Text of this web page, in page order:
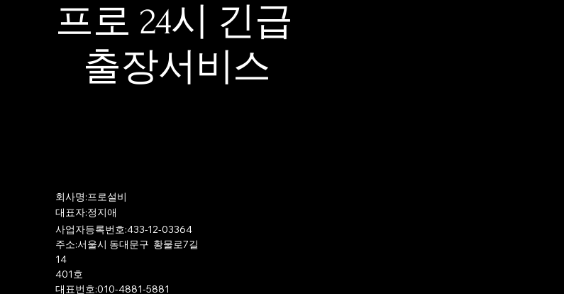
프로 24시 긴급
출장서비스
​회사명:프로설비
​대표자:정지애
사업자등록번호:433-12-03364
주소:서울시 동대문구 황물로7길
14
401호
​대표번호:010-4881-5881